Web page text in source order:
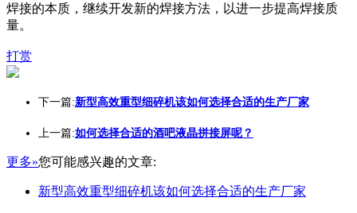
焊接的本质，继续开发新的焊接方法，以进一步提高焊接质
量。
打赏
下一篇:新型高效重型细碎机该如何选择合适的生产厂家
上一篇:如何选择合适的酒吧液晶拼接屏呢？
更多»您可能感兴趣的文章:
新型高效重型细碎机该如何选择合适的生产厂家